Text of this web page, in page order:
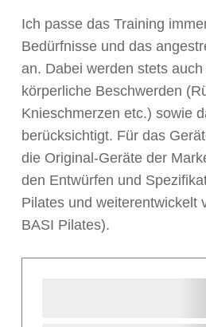
Ich passe das Training
Bedürfnisse und das
an. Dabei werden stets
körperliche Beschwerden
Knieschmerzen etc.) sowie
berücksichtigt. Für das
die Original-Geräte der
den Entwürfen und
Pilates und weiterentwickelt
BASI Pilates).